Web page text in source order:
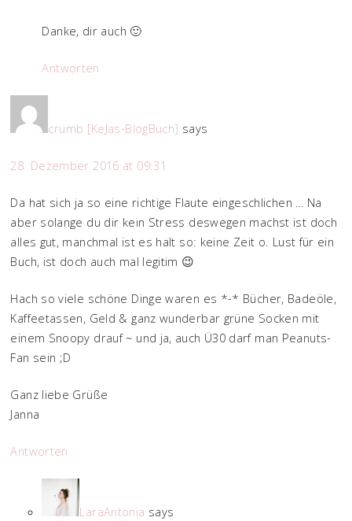
Danke, dir auch 🙂
Antworten
crumb [KeJas-BlogBuch] says
28. Dezember 2016 at 09:31
Da hat sich ja so eine richtige Flaute eingeschlichen … Na
aber solange du dir kein Stress deswegen machst ist doch
alles gut, manchmal ist es halt so: keine Zeit o. Lust für ein
Buch, ist doch auch mal legitim 😉
Hach so viele schöne Dinge waren es *-* Bücher, Badeöle,
Kaffeetassen, Geld & ganz wunderbar grüne Socken mit
einem Snoopy drauf ~ und ja, auch Ü30 darf man Peanuts-
Fan sein ;D
Ganz liebe Grüße
Janna
Antworten
LaraAntonia says